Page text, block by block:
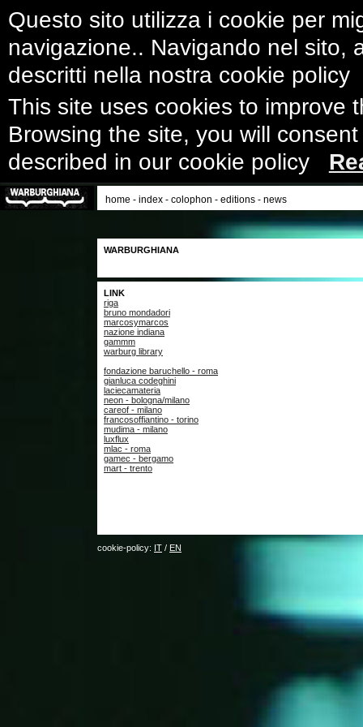
Questo sito utilizza i cookie per
navigazione.. Navigando nel sito,
descritti nella nostra cookie
This site uses cookies to improve
Browsing the site, you will
described in our cookie policy
home - index - colophon - editions - news
WARBURGHIANA
LINK
riga
bruno mondadori
marcosymarcos
nazione indiana
gammm
warburg library
fondazione baruchello - roma
gianluca codeghini
laciecamateria
neon - bologna/milano
careof - milano
francosoffiantino - torino
mudima - milano
luxflux
mlac - roma
gamec - bergamo
mart - trento
cookie-policy: IT / EN